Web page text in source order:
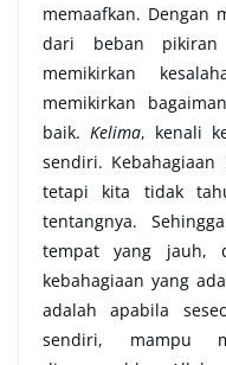
memaafkan. Dengan
dari beban
memikirkan
memikirkan
baik. Kelima, kenali
sendiri.
tetapi kita tidak
tentangnya.
tempat yang jauh,
kebahagiaan yang
adalah apabila
sendiri, mampu